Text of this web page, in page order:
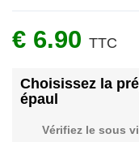
€ 6.90 TTC
Choisissez la
épaul
Vérifiez le sous